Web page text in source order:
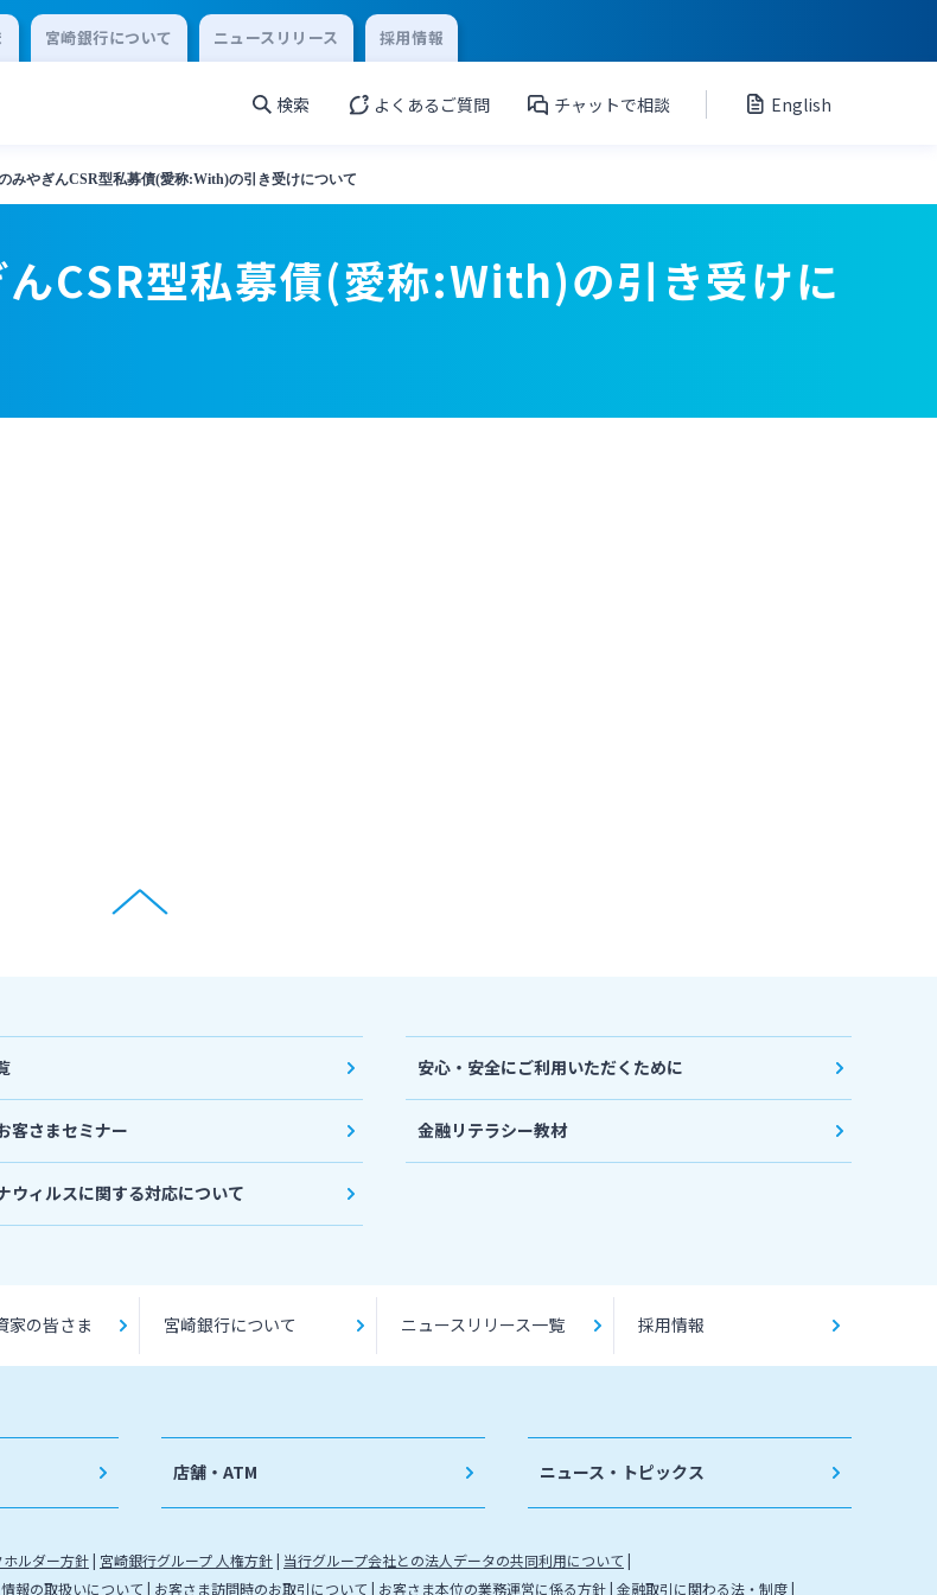
宮崎銀行について ニュースリリース 採用情報
検索 よくあるご質問 チャットで相談 English
みやぎんCSR型私募債(愛称:With)の引き受けについて
CSR型私募債(愛称:With)の引き受けに
客さまセミナー
ウィルスに関する対応について
安心・安全にご利用いただくために
金融リテラシー教材
家の皆さま 宮崎銀行について ニュースリリース一覧 採用情報
店舗・ATM ニュース・トピックス
ルダー方針 宮崎銀行グループ 人権方針 当行グループ会社との法人データの共同利用について
報の取扱いについて お客さま訪問時のお取引について お客さま本位の業務運営に係る方針 金融取引に関わる法・制度